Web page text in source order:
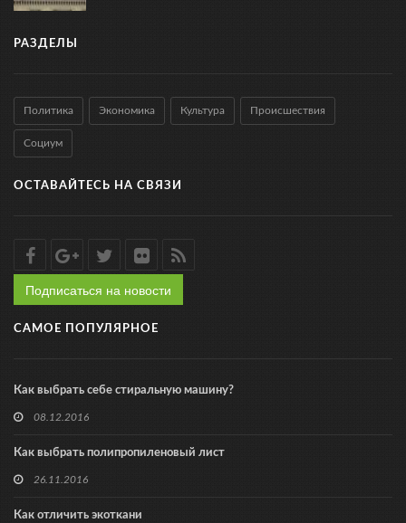
РАЗДЕЛЫ
Политика Экономика Культура Происшествия
Социум
ОСТАВАЙТЕСЬ НА СВЯЗИ
Подписаться на новости
САМОЕ ПОПУЛЯРНОЕ
Как выбрать себе стиральную машину?
08.12.2016
Как выбрать полипропиленовый лист
26.11.2016
Как отличить экоткани